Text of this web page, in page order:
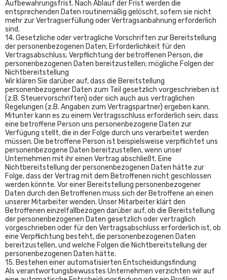
Aufbewahrungsfrist. Nach Ablauf der Frist werden die
entsprechenden Daten routinemäßig gelöscht, sofern sie nicht
mehr zur Vertragserfüllung oder Vertragsanbahnung erforderlich
sind.
14. Gesetzliche oder vertragliche Vorschriften zur Bereitstellung
der personenbezogenen Daten; Erforderlichkeit für den
Vertragsabschluss; Verpflichtung der betroffenen Person, die
personenbezogenen Daten bereitzustellen; mögliche Folgen der
Nichtbereitstellung
Wir klären Sie darüber auf, dass die Bereitstellung
personenbezogener Daten zum Teil gesetzlich vorgeschrieben ist
(z.B. Steuervorschriften) oder sich auch aus vertraglichen
Regelungen (z.B. Angaben zum Vertragspartner) ergeben kann.
Mitunter kann es zu einem Vertragsschluss erforderlich sein, dass
eine betroffene Person uns personenbezogene Daten zur
Verfügung stellt, die in der Folge durch uns verarbeitet werden
müssen. Die betroffene Person ist beispielsweise verpflichtet uns
personenbezogene Daten bereitzustellen, wenn unser
Unternehmen mit ihr einen Vertrag abschließt. Eine
Nichtbereitstellung der personenbezogenen Daten hätte zur
Folge, dass der Vertrag mit dem Betroffenen nicht geschlossen
werden könnte. Vor einer Bereitstellung personenbezogener
Daten durch den Betroffenen muss sich der Betroffene an einen
unserer Mitarbeiter wenden. Unser Mitarbeiter klärt den
Betroffenen einzelfallbezogen darüber auf, ob die Bereitstellung
der personenbezogenen Daten gesetzlich oder vertraglich
vorgeschrieben oder für den Vertragsabschluss erforderlich ist, ob
eine Verpflichtung besteht, die personenbezogenen Daten
bereitzustellen, und welche Folgen die Nichtbereitstellung der
personenbezogenen Daten hätte.
15. Bestehen einer automatisierten Entscheidungsfindung
Als verantwortungsbewusstes Unternehmen verzichten wir auf